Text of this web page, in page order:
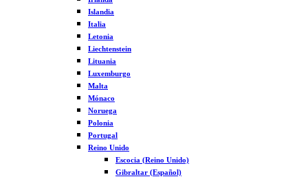
Islandia
Italia
Letonia
Liechtenstein
Lituania
Luxemburgo
Malta
Mónaco
Noruega
Polonia
Portugal
Reino Unido
Escocia (Reino Unido)
Gibraltar (Español)